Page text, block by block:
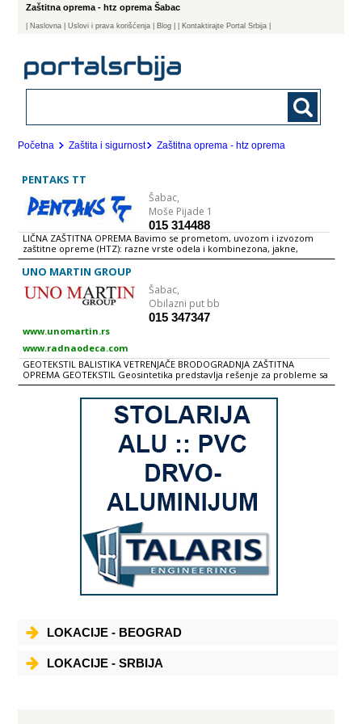
Zaštitna oprema - htz oprema Šabac
Naslovna | Uslovi i prava korišćenja Blog | Kontaktirajte Portal Srbija |
Početna Zaštita i sigurnost Zaštitna oprema - htz oprema
PENTAKS TT
Šabac,
Moše Pijade 1
015 314488
LIČNA ZAŠTITNA OPREMA Bavimo se prometom, uvozom i izvozom
zaštitne opreme (HTZ): razne vrste odela i kombinezona, jakne,
prsluci, cipele, klompe, rukavice, zaštita glave...
UNO MARTIN GROUP
Šabac,
Obilazni put bb
015 347347
www.unomartin.rs
www.radnaodeca.com
GEOTEKSTIL BALISTIKA VETRENJAČE BRODOGRADNJA ZAŠTITNA
OPREMA GEOTEKSTIL Geosintetika predstavlja rešenje za probleme sa
kojima se suočavaju stručnjaci u oblastima niskogradnje, ekologije,
prostornog planiranja. U novije vreme ima sve više zahteva za
ekonomične i ekološki prihvatljive projekte puteva, železnica,
parkirališta, aerodroma i stajališta na mekanom i nestabilnom tlu.
Geomrežama postižemo visokokvalitetna rešenja koja udovoljavaju
ekonomskim i ekološkim zahtevima Strukturalni doprinos geomreža
temelji se na armiranju nezavisnih slojeva prometnih područja. Kada
u geomreži i stvara jako pozitivno uklještenje. Široka paleta geomreža
i geokompozita s opširnim rezultatima u praksi produžit će životni vek
asfaltnog sloja. Prednost uporebe navedenog materijala je smanjenje i
do 40% debljine asfaltnog sloja, te smanjenje pojave kolotraga do 70%.
Jednostavna ugradnja i povećan vek trajanja puteva pojeftinjuje
konstrukciju što predstavlja važan faktor. Jedan od razloga
dugotrajnosti puteva je efekt membrane koji stvara geokompozit da
onemogući prodor vode u konstrukciju. ZAŠTITNA OPREMA
Industrijska Protivpožarna Suva Specijalna Vidljiva Za šumu i lov Za
bolnice Službena BALISTIKA VETRENJAČE BRODOGRADNJA
LOKACIJE - BEOGRAD
LOKACIJE - SRBIJA